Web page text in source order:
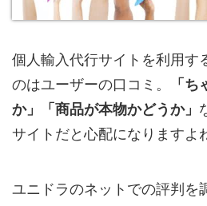
個人輸入代行サイトを利用す
のはユーザーの口コミ。
「
か」「商品が本物かどうか」
サイトだと心配になりますよ
ユニドラのネットでの評判を